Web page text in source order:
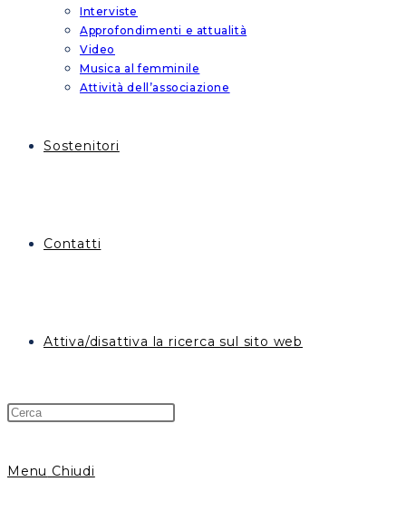
Interviste
Approfondimenti e attualità
Video
Musica al femminile
Attività dell’associazione
Sostenitori
Contatti
Attiva/disattiva la ricerca sul sito web
Menu Chiudi